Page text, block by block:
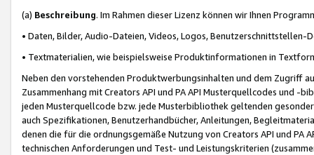
(a) Beschreibung. Im Rahmen dieser Lizenz können wir Ihnen
• Daten, Bilder, Audio-Dateien, Videos, Logos, Benutzerschnittstellen-
• Textmaterialien, wie beispielsweise Produktinformationen in
Neben den vorstehenden Produktwerbungsinhalten und dem Zugriff
Zusammenhang mit Creators API und PA API Musterquellcodes und
jeden Musterquellcode bzw. jede Musterbibliothek geltenden
auch Spezifikationen, Benutzerhandbücher, Anleitungen,
denen die für die ordnungsgemäße Nutzung von Creators API und PA
technischen Anforderungen und Test- und Leistungskriterien